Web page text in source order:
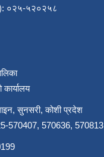
०२५-५२०२५८
कार्यालय
सुनसरी, कोशी प्रदेश
570407, 570636, 570813